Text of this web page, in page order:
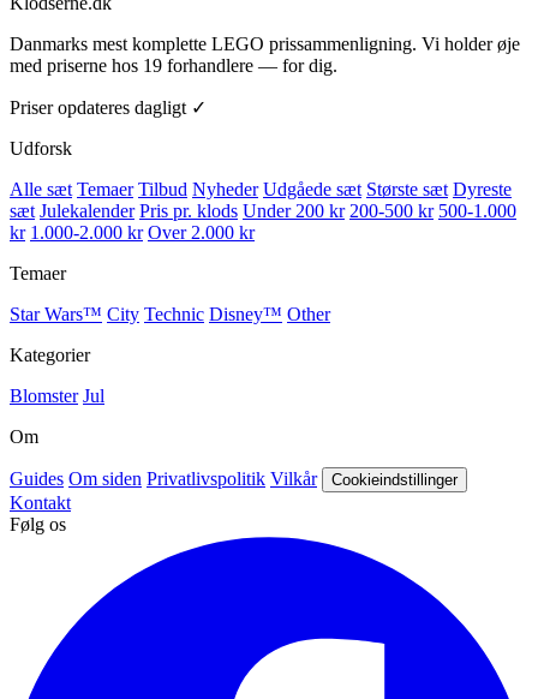
Danmarks mest komplette LEGO prissammenligning. Vi holder øje
med priserne hos 19 forhandlere — for dig.
Priser opdateres dagligt ✓
Udforsk
Alle sæt Temaer Tilbud Nyheder Udgåede sæt Største sæt Dyreste
sæt Julekalender Pris pr. klods Under 200 kr 200-500 kr 500-1.000
kr 1.000-2.000 kr Over 2.000 kr
Temaer
Star Wars™ City Technic Disney™ Other
Kategorier
Blomster Jul
Om
Guides Om siden Privatlivspolitik Vilkår Cookieindstillinger
Kontakt
Følg os